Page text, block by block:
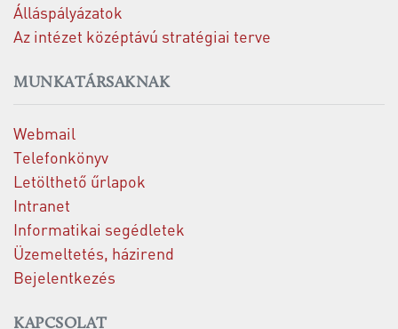
Álláspályázatok
Az intézet középtávú stratégiai terve
MUNKATÁRSAKNAK
Webmail
Telefonkönyv
Letölthető űrlapok
Intranet
Informatikai segédletek
Üzemeltetés, házirend
Bejelentkezés
KAPCSOLAT